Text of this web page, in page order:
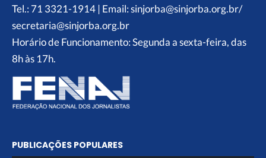
Tel.: 71 3321-1914 | Email: sinjorba@sinjorba.org.br/
secretaria@sinjorba.org.br
Horário de Funcionamento: Segunda a sexta-feira, das
8h às 17h.
PUBLICAÇÕES POPULARES